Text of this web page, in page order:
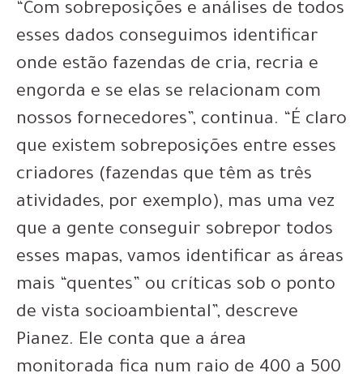
“Com sobreposições e análises de todos
esses dados conseguimos identificar
onde estão fazendas de cria, recria e
engorda e se elas se relacionam com
nossos fornecedores”, continua. “É claro
que existem sobreposições entre esses
criadores (fazendas que têm as três
atividades, por exemplo), mas uma vez
que a gente conseguir sobrepor todos
esses mapas, vamos identificar as áreas
mais “quentes” ou críticas sob o ponto
de vista socioambiental”, descreve
Pianez. Ele conta que a área
monitorada fica num raio de 400 a 500